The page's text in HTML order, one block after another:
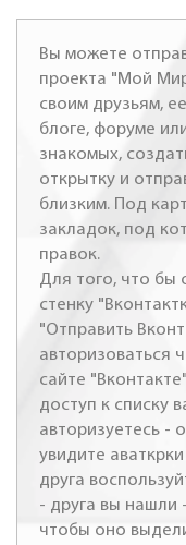
Вы можете
проекта "Мой
своим друзьям,
блоге, форуме
знакомых,
открытку и
близким. Под
закладок, под
правок.
Для того, что бы
стенку
"Отправить
авторизоваться
сайте
доступ к списку
авторизуетесь -
увидите
друга
- друга вы
чтобы оно